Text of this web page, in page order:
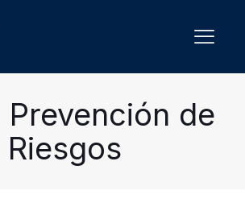
Prevención de
Riesgos